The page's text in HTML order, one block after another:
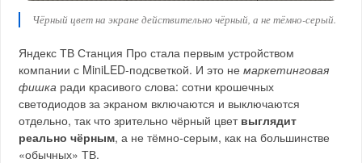
Чёрный цвет на экране действительно чёрный, а не тёмно-серый.
Яндекс ТВ Станция Про стала первым устройством
компании с MiniLED-подсветкой. И это немаркетинговая
фишка ради красивого слова: сотни крошечных
светодиодов за экраном включаются и выключаются
отдельно, так что зрительно чёрный цвет выглядит
реально чёрным, а не тёмно-серым, как на большинстве
«обычных» ТВ.